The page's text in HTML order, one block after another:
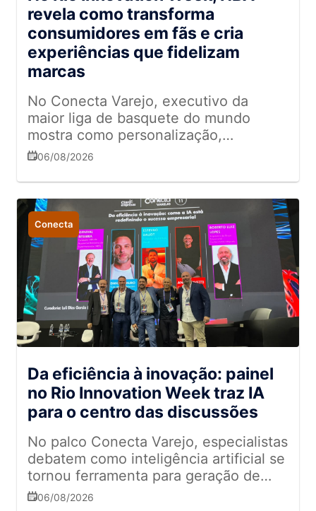
revela como transforma
consumidores em fãs e cria
experiências que fidelizam
marcas
No Conecta Varejo, executivo da
maior liga de basquete do mundo
mostra como personalização,
entretenimento e conexão emocional
com o público e inspiram estratégias
para o varejo
06/08/2026
Conecta
Da eficiência à inovação: painel
no Rio Innovation Week traz IA
para o centro das discussões
No palco Conecta Varejo, especialistas
debatem como inteligência artificial se
tornou ferramenta para geração de
valor
06/08/2026